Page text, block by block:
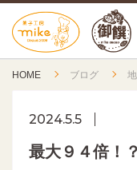
HOME ブログ
2024.5.5
最大９４倍！